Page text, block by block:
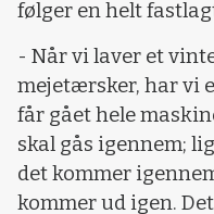
følger en helt
- Når vi laver et
mejetærsker, har vi
får gået hele
skal gås igennem;
det kommer
kommer ud igen.